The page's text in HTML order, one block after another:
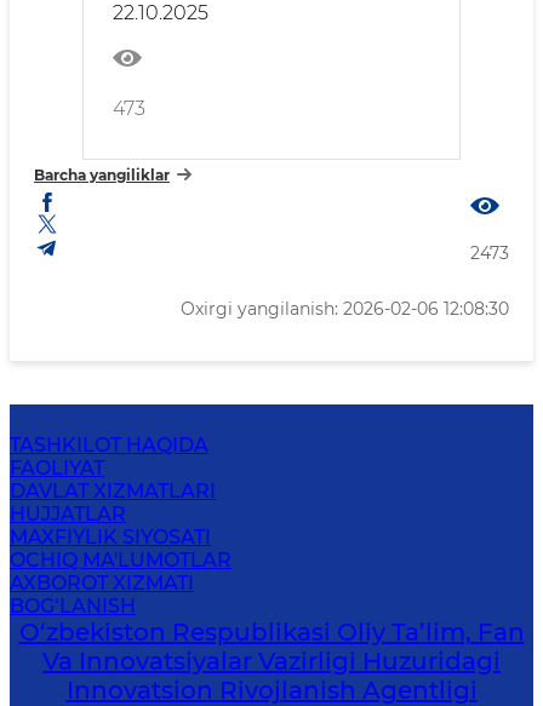
22.10.2025
473
Barcha yangiliklar
2473
Oxirgi yangilanish: 2026-02-06 12:08:30
TASHKILOT HAQIDA
FAOLIYAT
DAVLAT XIZMATLARI
HUJJATLAR
MAXFIYLIK SIYOSATI
OCHIQ MA'LUMOTLAR
AXBOROT XIZMATI
BOG‘LANISH
O‘zbekiston Respublikasi Oliy Ta’lim, Fan
Va Innovatsiyalar Vazirligi Huzuridagi
Innovatsion Rivojlanish Agentligi